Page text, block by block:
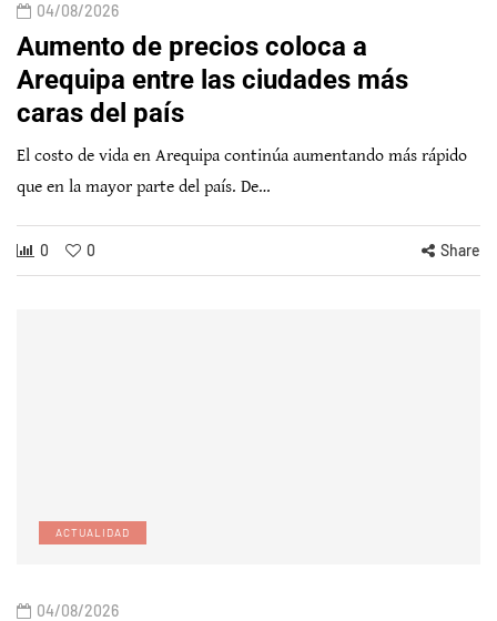
04/08/2026
Aumento de precios coloca a
Arequipa entre las ciudades más
caras del país
El costo de vida en Arequipa continúa aumentando más rápido
que en la mayor parte del país. De…
0 0 Share
ACTUALIDAD
04/08/2026